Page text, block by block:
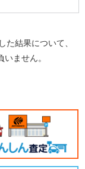
結果について、
ません。